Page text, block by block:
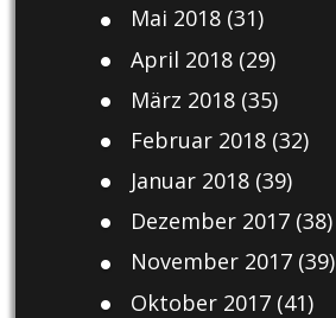
Mai 2018(31)
April 2018(29)
März 2018(35)
Februar 2018(32)
Januar 2018(39)
Dezember 2017(38)
November 2017(39)
Oktober 2017(41)